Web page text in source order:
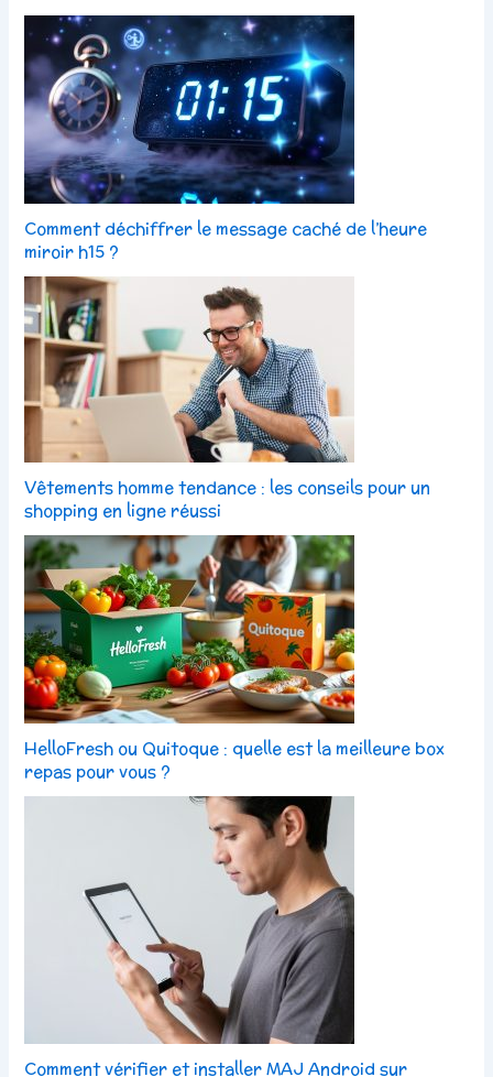
Comment déchiffrer le message caché de l’heure
miroir h15 ?
Vêtements homme tendance : les conseils pour un
shopping en ligne réussi
HelloFresh ou Quitoque : quelle est la meilleure box
repas pour vous ?
Comment vérifier et installer MAJ Android sur